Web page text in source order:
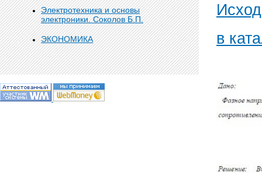
Электротехника и основы
электроники. Соколов Б.П.
ЭКОНОМИКА
в